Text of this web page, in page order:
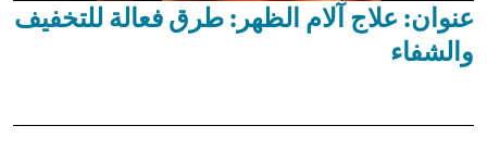
عنوان: علاج آلام الظهر: طرق فعالة للتخفيف
والشفاء